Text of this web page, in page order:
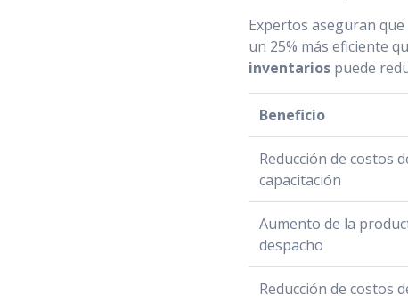
Expertos aseguran
un 25% más eficiente
inventariospuede
Beneficio
Reducción de costos
capacitación
Aumento de la
despacho
Reducción de costos